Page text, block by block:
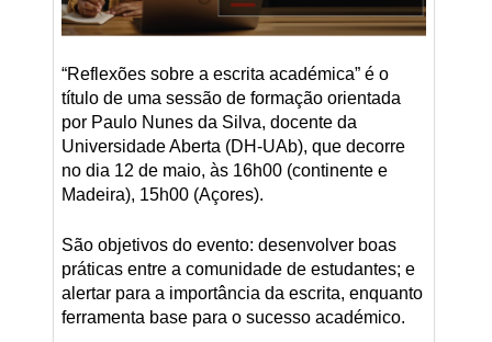
“Reflexões sobre a escrita académica” é o
título de uma sessão de formação orientada
por Paulo Nunes da Silva, docente da
Universidade Aberta (DH-UAb), que decorre
no dia 12 de maio, às 16h00 (continente e
Madeira), 15h00 (Açores).
São objetivos do evento: desenvolver boas
práticas entre a comunidade de estudantes; e
alertar para a importância da escrita, enquanto
ferramenta base para o sucesso académico.